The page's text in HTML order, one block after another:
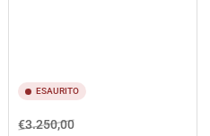
ESAURITO
Prezzo
€3.250,00Prezzo